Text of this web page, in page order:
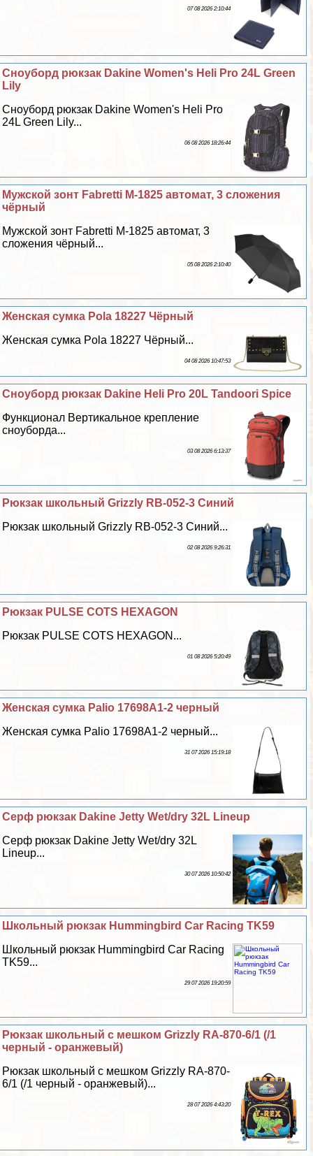
07 08 2026 2:10:44
Сноуборд рюкзак Dakine Women's Heli Pro 24L Green
Lily
Сноуборд рюкзак Dakine Women's Heli Pro
24L Green Lily...
06 08 2026 18:26:44
Мужской зонт Fabretti M-1825 автомат, 3 сложения
чёрный
Мужской зонт Fabretti M-1825 автомат, 3
сложения чёрный...
05 08 2026 2:10:40
Женская сумка Pola 18227 Чёрный
Женская сумка Pola 18227 Чёрный...
04 08 2026 10:47:53
Сноуборд рюкзак Dakine Heli Pro 20L Tandoori Spice
Функционал Вертикальное крепление
сноуборда...
03 08 2026 6:13:37
Рюкзак школьный Grizzly RB-052-3 Синий
Рюкзак школьный Grizzly RB-052-3 Синий...
02 08 2026 9:26:31
Рюкзак PULSE COTS HEXAGON
Рюкзак PULSE COTS HEXAGON...
01 08 2026 5:20:49
Женская сумка Palio 17698A1-2 черный
Женская сумка Palio 17698A1-2 черный...
31 07 2026 15:19:18
Серф рюкзак Dakine Jetty Wet/dry 32L Lineup
Серф рюкзак Dakine Jetty Wet/dry 32L
Lineup...
30 07 2026 10:50:42
Школьный рюкзак Hummingbird Car Racing TK59
Школьный рюкзак Hummingbird Car Racing
TK59...
29 07 2026 19:20:59
Рюкзак школьный с мешком Grizzly RA-870-6/1 (/1
черный - оранжевый)
Рюкзак школьный с мешком Grizzly RA-870-
6/1 (/1 черный - оранжевый)...
28 07 2026 4:43:20